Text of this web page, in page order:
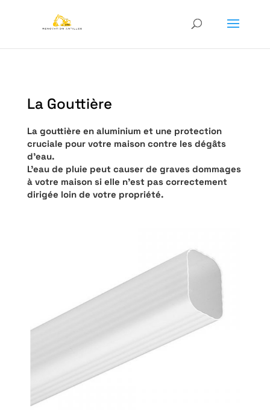
La Gouttière
La gouttière en aluminium et une protection
cruciale pour votre maison contre les dégâts
d’eau.
L’eau de pluie peut causer de graves dommages
à votre maison si elle n’est pas correctement
dirigée loin de votre propriété.